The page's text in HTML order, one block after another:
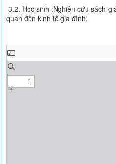
3.2. Học sinh :Nghiên cứu sách
quan đến kinh tế gia đình.